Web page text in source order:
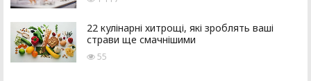
22 кулінарні хитрощі, які зроблять ваші
страви ще смачнішими
55